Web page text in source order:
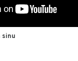
sinu